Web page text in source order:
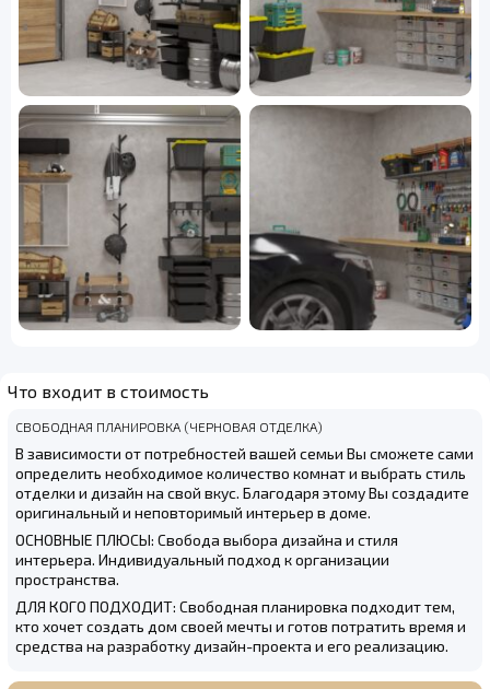
Что входит в стоимость
СВОБОДНАЯ ПЛАНИРОВКА (ЧЕРНОВАЯ ОТДЕЛКА)
В зависимости от потребностей вашей семьи Вы сможете сами
определить необходимое количество комнат и выбрать стиль
отделки и дизайн на свой вкус. Благодаря этому Вы создадите
оригинальный и неповторимый интерьер в доме.
ОСНОВНЫЕ ПЛЮСЫ: Свобода выбора дизайна и стиля
интерьера. Индивидуальный подход к организации
пространства.
ДЛЯ КОГО ПОДХОДИТ: Свободная планировка подходит тем,
кто хочет создать дом своей мечты и готов потратить время и
средства на разработку дизайн-проекта и его реализацию.